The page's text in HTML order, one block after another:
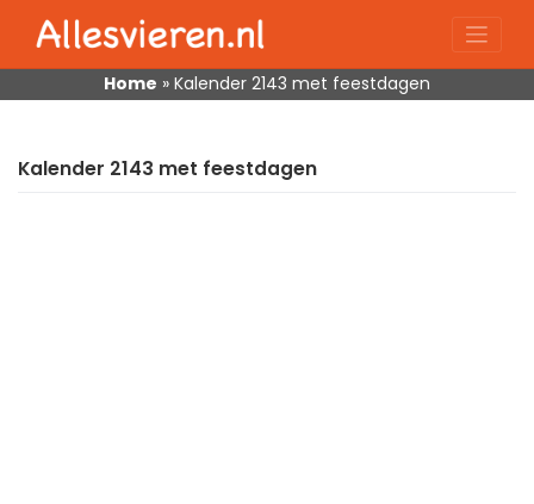
content
Home » Kalender 2143 met feestdagen
Kalender 2143 met feestdagen